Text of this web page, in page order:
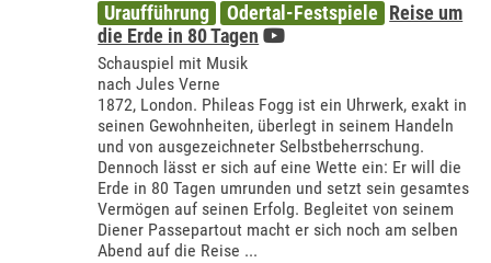
Uraufführung Odertal-Festspiele Reise um
die Erde in 80 Tagen
Schauspiel mit Musik
nach Jules Verne
1872, London. Phileas Fogg ist ein Uhrwerk, exakt in
seinen Gewohnheiten, überlegt in seinem Handeln
und von ausgezeichneter Selbstbeherrschung.
Dennoch lässt er sich auf eine Wette ein: Er will die
Erde in 80 Tagen umrunden und setzt sein gesamtes
Vermögen auf seinen Erfolg. Begleitet von seinem
Diener Passepartout macht er sich noch am selben
Abend auf die Reise ...